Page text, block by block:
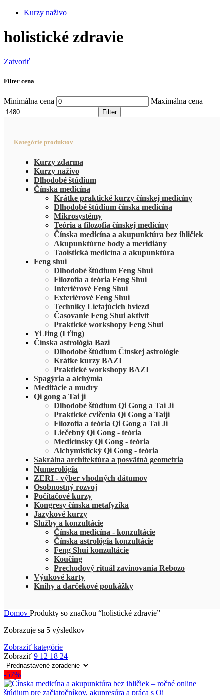
Kurzy naživo
holistické zdravie
Zatvoriť
Filter cena
Minimálna cena Maximálna cena
Filter
Kategórie produktov
Kurzy zdarma
Kurzy naživo
Dlhodobé štúdium
Čínska medicína
Krátke praktické kurzy čínskej medicíny
Dlhodobé štúdium čínska medicína
Mikrosystémy
Teória a filozofia čínskej medicíny
Čínska medicína a akupunktúra bez ihličiek
Akupunktúrne body a meridiány
Taoistická medicína a akupunktúra
Feng shui
Dlhodobé štúdium Feng Shui
Filozofia a teória Feng Shui
Interiérové Feng Shui
Exteriérové Feng Shui
Techniky Lietajúcich hviezd
Časovanie Feng Shui aktivít
Praktické workshopy Feng Shui
Yi Jing (I ťing)
Čínska astrológia Bazi
Dlhodobé štúdium Čínskej astrológie
Krátke kurzy BAZI
Praktické workshopy BAZI
Spagýria a alchýmia
Meditácie a mudry
Qi gong a Tai ji
Dlhodobé štúdium Qi Gong a Tai Ji
Praktické cvičenia Qi Gong a Taiji
Filozofia a teória Qi Gong a Tai Ji
Liečebný Qi Gong - teória
Medicínsky Qi Gong - teória
Alchymistický Qi Gong - teória
Sakrálna architektúra a posvätná geometria
Numerológia
ZERI - výber vhodných dátumov
Osobnostný rozvoj
Počítačové kurzy
Kongresy čínska metafyzika
Jazykové kurzy
Služby a konzultácie
Čínska medicína - konzultácie
Čínska astrológia konzultácie
Feng Shui konzultácie
Koučing
Prechodový rituál zavinovania Rebozo
Výukové karty
Knihy a darčekové poukážky
Domov Produkty so značkou “holistické zdravie”
Zobrazuje sa 5 výsledkov
Zobraziť kategórie
Zobraziť 9 12 18 24
-57%